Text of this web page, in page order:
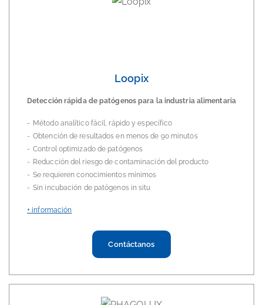
Loopix
Detección rápida de patógenos para la industria alimentaria
Método analítico fácil, rápido y específico
Obtención de resultados en menos de 90 minutos
Control optimizado de patógenos
Reducción del riesgo de contaminación del producto
Se requieren conocimientos mínimos
Sin incubación de patógenos in situ
+ información
Contáctanos